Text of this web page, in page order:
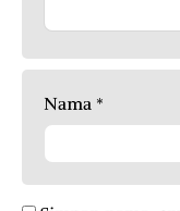
Nama *